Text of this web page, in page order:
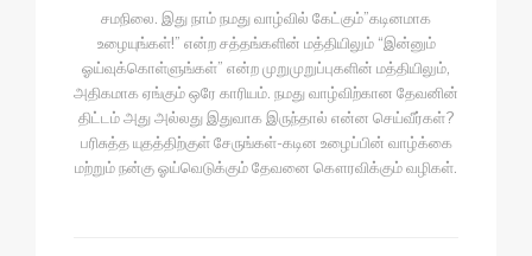
சமநிலை. இது நாம் நமது வாழ்வில் கேட்கும்”கடினமாக
உழையுங்கள்!” என்ற சத்தங்களின் மத்தியிலும் “இன்னும்
ஓய்வுக்கொள்ளுங்கள்” என்ற முறுமுறுப்புகளின் மத்தியிலும்,
அதிகமாக ஏங்கும் ஒரே காரியம். நமது வாழ்விற்கான தேவனின்
திட்டம் அது அல்லது இதுவாக இருந்தால் என்ன செய்வீர்கள்?
பரிசுத்த யுதத்திற்குள் சேருங்கள்-கடின உழைப்பின் வாழ்க்கை
மற்றும் நன்கு ஓய்வெடுக்கும் தேவனை கௌரவிக்கும் வழிகள்.